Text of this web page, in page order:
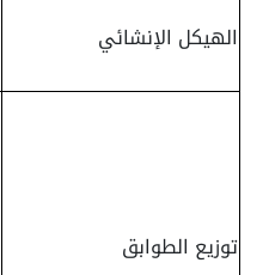
الهيكل الإنشائي
توزيع الطوابق